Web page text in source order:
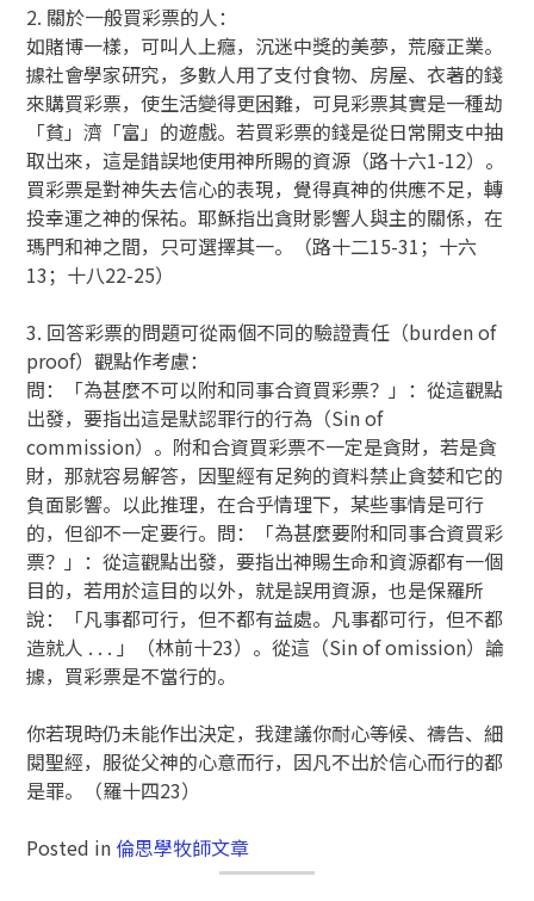
2. 關於一般買彩票的人：
如賭博一樣，可叫人上癮，沉迷中獎的美夢，荒廢正業。
據社會學家研究，多數人用了支付食物、房屋、衣著的錢
來購買彩票，使生活變得更困難，可見彩票其實是一種劫
「貧」濟「富」的遊戲。若買彩票的錢是從日常開支中抽
取出來，這是錯誤地使用神所賜的資源（路十六1-12）。
買彩票是對神失去信心的表現，覺得真神的供應不足，轉
投幸運之神的保祐。耶穌指出貪財影響人與主的關係，在
瑪門和神之間，只可選擇其一。（路十二15-31；十六
13；十八22-25）
3. 回答彩票的問題可從兩個不同的驗證責任（burden of
proof）觀點作考慮：
問：「為甚麼不可以附和同事合資買彩票？」：從這觀點
出發，要指出這是默認罪行的行為（Sin of
commission）。附和合資買彩票不一定是貪財，若是貪
財，那就容易解答，因聖經有足夠的資料禁止貪婪和它的
負面影響。以此推理，在合乎情理下，某些事情是可行
的，但卻不一定要行。問：「為甚麼要附和同事合資買彩
票？」：從這觀點出發，要指出神賜生命和資源都有一個
目的，若用於這目的以外，就是誤用資源，也是保羅所
說：「凡事都可行，但不都有益處。凡事都可行，但不都
造就人 . . . 」（林前十23）。從這（Sin of omission）論
據，買彩票是不當行的。
你若現時仍未能作出決定，我建議你耐心等候、禱告、細
閱聖經，服從父神的心意而行，因凡不出於信心而行的都
是罪。（羅十四23）
Posted in 倫思學牧師文章